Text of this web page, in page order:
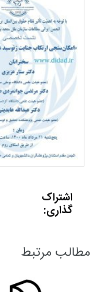
اشتراک
گذاری:
مطالب مرتبط